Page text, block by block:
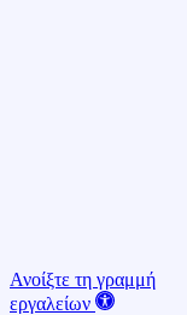
Ανοίξτε τη γραμμή
εργαλείων